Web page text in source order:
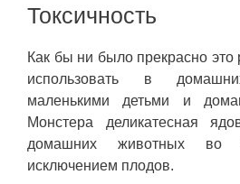
Токсичность
Как бы ни было прекрасно это
использовать в
маленькими детьми и
Монстера деликатесная
домашних животных во
исключением плодов.